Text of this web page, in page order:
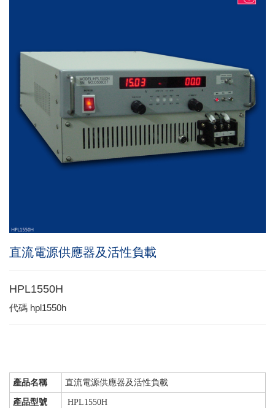
直流電源供應器及活性負載
HPL1550H
代碼 hpl1550h
產品名稱 直流電源供應器及活性負載
產品型號 HPL1550H